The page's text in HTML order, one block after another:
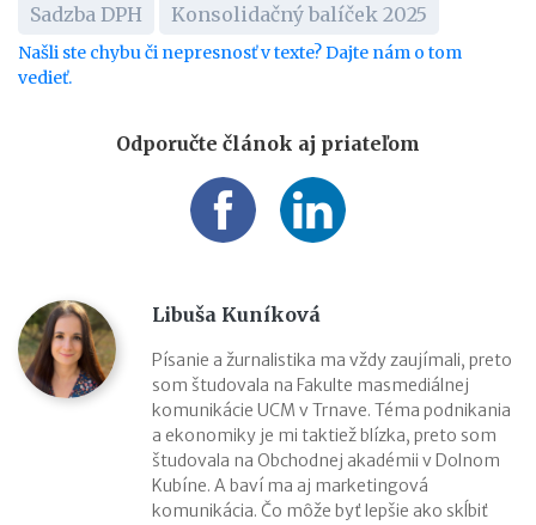
Sadzba DPH Konsolidačný balíček 2025
Našli ste chybu či nepresnosť v texte? Dajte nám o tom
vedieť.
Odporučte článok aj priateľom
Libuša Kuníková
Písanie a žurnalistika ma vždy zaujímali, preto
som študovala na Fakulte masmediálnej
komunikácie UCM v Trnave. Téma podnikania
a ekonomiky je mi taktiež blízka, preto som
študovala na Obchodnej akadémii v Dolnom
Kubíne. A baví ma aj marketingová
komunikácia. Čo môže byť lepšie ako skĺbiť